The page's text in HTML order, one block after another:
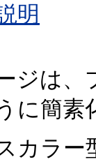
明
ジは
に簡素
カラ